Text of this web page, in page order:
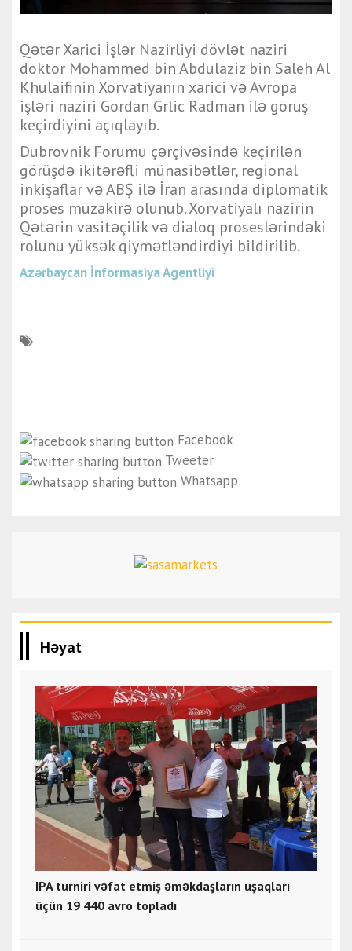
Qətər Xarici İşlər Nazirliyi dövlət naziri
doktor Mohammed bin Abdulaziz bin Saleh Al
Khulaifinin Xorvatiyanın xarici və Avropa
işləri naziri Gordan Grlic Radman ilə görüş
keçirdiyini açıqlayıb.
Dubrovnik Forumu çərçivəsində keçirilən
görüşdə ikitərəfli münasibətlər, regional
inkişaflar və ABŞ ilə İran arasında diplomatik
proses müzakirə olunub. Xorvatiyalı nazirin
Qətərin vasitəçilik və dialoq proseslərindəki
rolunu yüksək qiymətləndirdiyi bildirilib.
Azərbaycan İnformasiya Agentliyi
Facebook
Tweeter
Whatsapp
Həyat
IPA turniri vəfat etmiş əməkdaşların uşaqları
üçün 19 440 avro topladı